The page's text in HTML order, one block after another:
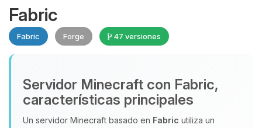
Fabric
Fabric Forge 47 versiones
Servidor Minecraft con Fabric,
características principales
Un servidor Minecraft basado en Fabric utiliza un